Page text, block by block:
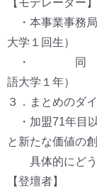
・本事業事務
大学１回生）
・ 同
語大学１年）
３．まとめのダ
・加盟71年目
と新たな価値の
具体的にどう
【登壇者】